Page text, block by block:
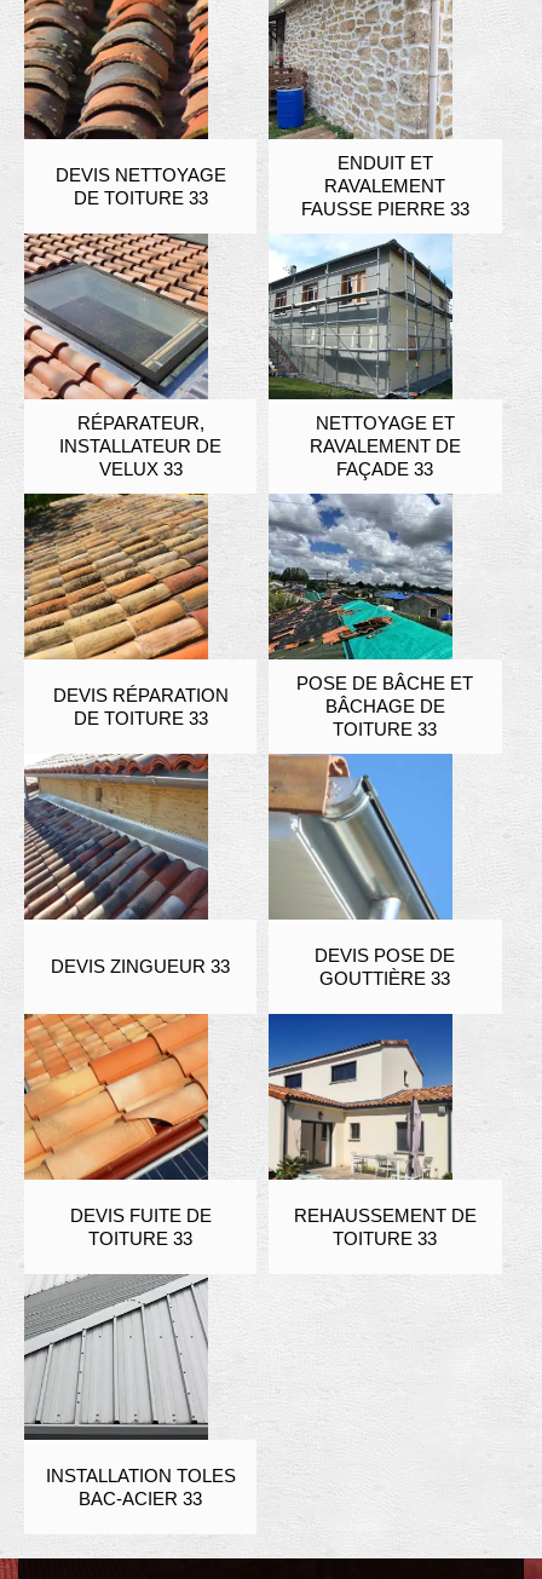
DEVIS NETTOYAGE
DE TOITURE 33
ENDUIT ET
RAVALEMENT
FAUSSE PIERRE 33
RÉPARATEUR,
INSTALLATEUR DE
VELUX 33
NETTOYAGE ET
RAVALEMENT DE
FAÇADE 33
DEVIS RÉPARATION
DE TOITURE 33
POSE DE BÂCHE ET
BÂCHAGE DE
TOITURE 33
DEVIS ZINGUEUR 33
DEVIS POSE DE
GOUTTIÈRE 33
DEVIS FUITE DE
TOITURE 33
REHAUSSEMENT DE
TOITURE 33
INSTALLATION TOLES
BAC-ACIER 33